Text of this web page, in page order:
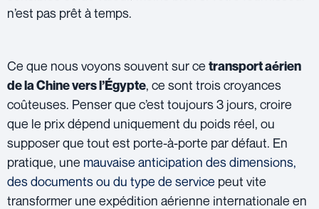
n’est pas prêt à temps.
Ce que nous voyons souvent sur ce transport aérien
de la Chine vers l’Égypte, ce sont trois croyances
coûteuses. Penser que c’est toujours 3 jours, croire
que le prix dépend uniquement du poids réel, ou
supposer que tout est porte-à-porte par défaut. En
pratique, une mauvaise anticipation des dimensions,
des documents ou du type de service peut vite
transformer une expédition aérienne internationale en